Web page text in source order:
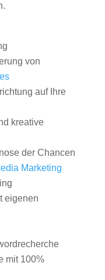
von
auf Ihre
kreative
der Chancen
Marketing
eigenen
mit 100%